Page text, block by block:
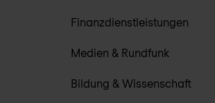
Finanzdienstleistungen
Medien & Rundfunk
Bildung & Wissenschaft